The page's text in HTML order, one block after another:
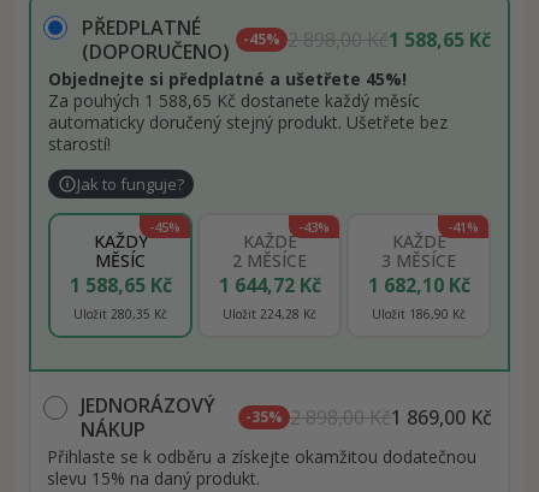
PŘEDPLATNÉ
(DOPORUČENO)
-45% 2 898,00 Kč1 588,65 Kč
Objednejte si předplatné a ušetřete 45%!
Za pouhých 1 588,65 Kč dostanete každý měsíc
automaticky doručený stejný produkt. Ušetřete bez
starostí!
Jak to funguje?
-45%
KAŽDÝ
MĚSÍC
1 588,65 Kč
Uložit 280,35 Kč
-43%
KAŽDÉ
2 MĚSÍCE
1 644,72 Kč
Uložit 224,28 Kč
-41%
KAŽDÉ
3 MĚSÍCE
1 682,10 Kč
Uložit 186,90 Kč
JEDNORÁZOVÝ
NÁKUP
-35% 2 898,00 Kč1 869,00 Kč
Přihlaste se k odběru a získejte okamžitou dodatečnou
slevu 15% na daný produkt.